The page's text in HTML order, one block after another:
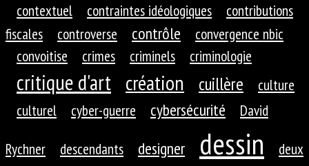
contextuel
contraintes idéologiques
contributions
fiscales
controverse contrôle
convergence nbic
convoitise
crimes criminels criminologie
critique d'art création cuillère
culture
culturel
cyber-guerre cybersécurité
David
Rychner
descendants designer dessin
deux